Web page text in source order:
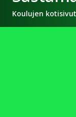
Koulujen